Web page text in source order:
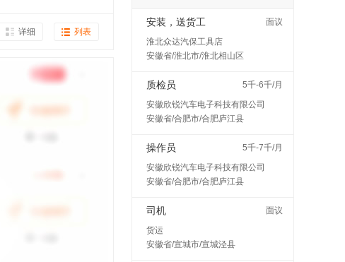
详细 列表
安装，送货工
面议
淮北众达汽保工具店
安徽省/淮北市/淮北相山区
质检员
5千-6千/月
安徽欣锐汽车电子科技有限公司
安徽省/合肥市/合肥庐江县
操作员
5千-7千/月
安徽欣锐汽车电子科技有限公司
安徽省/合肥市/合肥庐江县
司机
面议
货运
安徽省/宣城市/宣城泾县